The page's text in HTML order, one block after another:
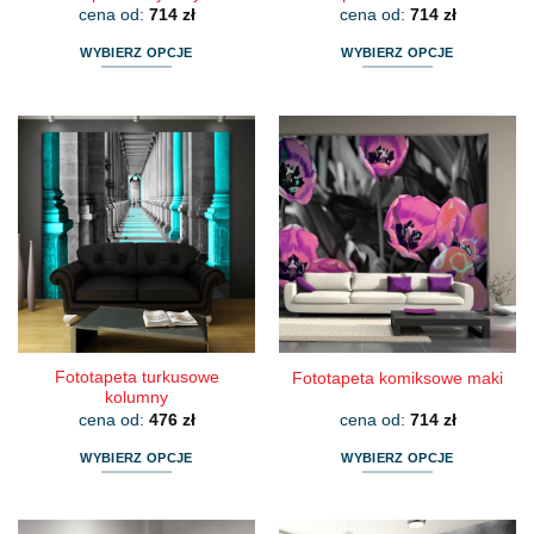
cena od: 714 zł
WYBIERZ OPCJE
ma
wiele
wariantów.
Opcje
można
na
stronie
produktu
cena od: 714 zł
WYBIERZ OPCJE
ma
wiele
wariantów.
Opcje
można
wybrać
na
stronie
produktu
Fototapeta turkusowe
kolumny
cena od: 476 zł
WYBIERZ OPCJE
Fototapeta komiksowe maki
cena od: 714 zł
WYBIERZ OPCJE